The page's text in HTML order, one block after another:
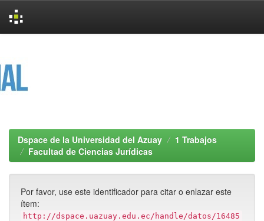
Dspace de la Universidad del Azuay
1 Trabajos
Facultad de Ciencias Jurídicas
Por favor, use este identificador para citar o enlazar este
ítem:
http://dspace.uazuay.edu.ec/handle/datos/16485